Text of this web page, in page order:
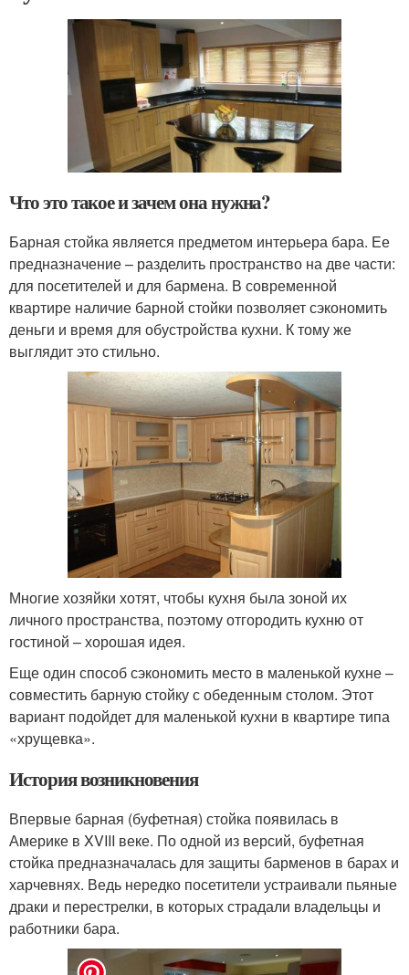
Что это такое и зачем она нужна?
Барная стойка является предметом интерьера бара. Ее
предназначение – разделить пространство на две части:
для посетителей и для бармена. В современной
квартире наличие барной стойки позволяет сэкономить
деньги и время для обустройства кухни. К тому же
выглядит это стильно.
Многие хозяйки хотят, чтобы кухня была зоной их
личного пространства, поэтому отгородить кухню от
гостиной – хорошая идея.
Еще один способ сэкономить место в маленькой кухне –
совместить барную стойку с обеденным столом. Этот
вариант подойдет для маленькой кухни в квартире типа
«хрущевка».
История возникновения
Впервые барная (буфетная) стойка появилась в
Америке в XVIII веке. По одной из версий, буфетная
стойка предназначалась для защиты барменов в барах и
харчевнях. Ведь нередко посетители устраивали пьяные
драки и перестрелки, в которых страдали владельцы и
работники бара.